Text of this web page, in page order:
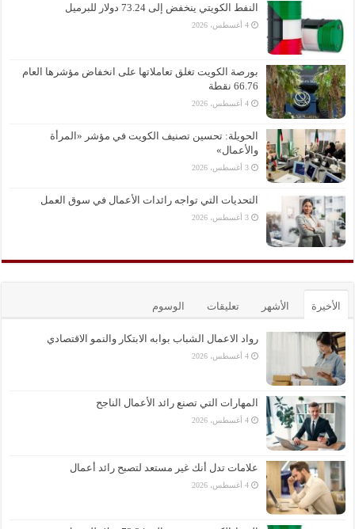
النفط الكويتي ينخفض إلى 73.24 دولار للبرميل
4 أغسطس، 2026
بورصة الكويت تغلق تعاملاتها على انخفاض مؤشرها العام
66.76 نقطة
4 أغسطس، 2026
الحويلة: تحسين تصنيف الكويت في مؤشر «المرأة
والأعمال»
3 أغسطس، 2026
التحديات التي تواجه رائدات الأعمال في سوق العمل
3 أغسطس، 2026
الأخيرة الأشهر تعليقات الوسوم
رواد الاعمال الشباب بوابه الابتكار والنمو الاقتصادي
4 أغسطس، 2026
المهارات التي تصنع رائد الأعمال الناجح
4 أغسطس، 2026
علامات تدل أنك غير مستعد لتصبح رائد أعمال
4 أغسطس، 2026